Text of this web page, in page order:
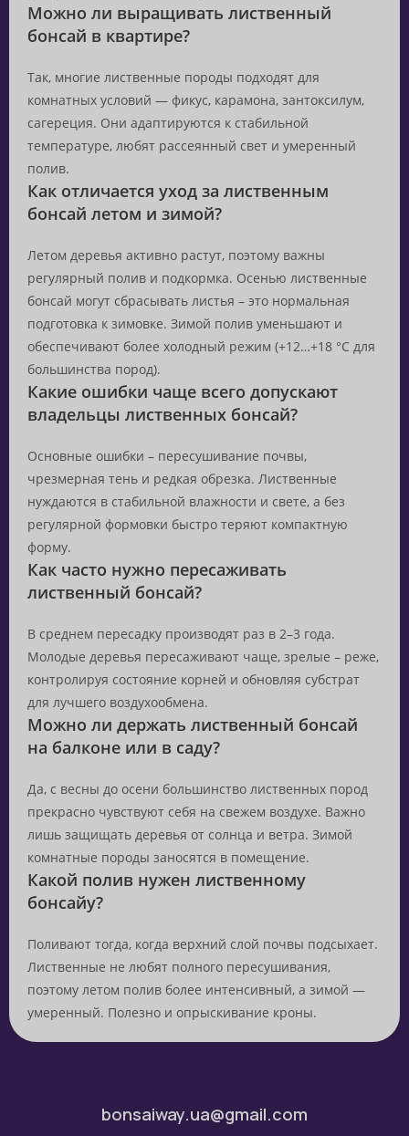
Можно ли выращивать лиственный
бонсай в квартире?
Так, многие лиственные породы подходят для
комнатных условий — фикус, карамона, зантоксилум,
сагереция. Они адаптируются к стабильной
температуре, любят рассеянный свет и умеренный
полив.
Как отличается уход за лиственным
бонсай летом и зимой?
Летом деревья активно растут, поэтому важны
регулярный полив и подкормка. Осенью лиственные
бонсай могут сбрасывать листья – это нормальная
подготовка к зимовке. Зимой полив уменьшают и
обеспечивают более холодный режим (+12…+18 °C для
большинства пород).
Какие ошибки чаще всего допускают
владельцы лиственных бонсай?
Основные ошибки – пересушивание почвы,
чрезмерная тень и редкая обрезка. Лиственные
нуждаются в стабильной влажности и свете, а без
регулярной формовки быстро теряют компактную
форму.
Как часто нужно пересаживать
лиственный бонсай?
В среднем пересадку производят раз в 2–3 года.
Молодые деревья пересаживают чаще, зрелые – реже,
контролируя состояние корней и обновляя субстрат
для лучшего воздухообмена.
Можно ли держать лиственный бонсай
на балконе или в саду?
Да, с весны до осени большинство лиственных пород
прекрасно чувствуют себя на свежем воздухе. Важно
лишь защищать деревья от солнца и ветра. Зимой
комнатные породы заносятся в помещение.
Какой полив нужен лиственному
бонсайу?
Поливают тогда, когда верхний слой почвы подсыхает.
Лиственные не любят полного пересушивания,
поэтому летом полив более интенсивный, а зимой —
умеренный. Полезно и опрыскивание кроны.
bonsaiway.ua@gmail.com